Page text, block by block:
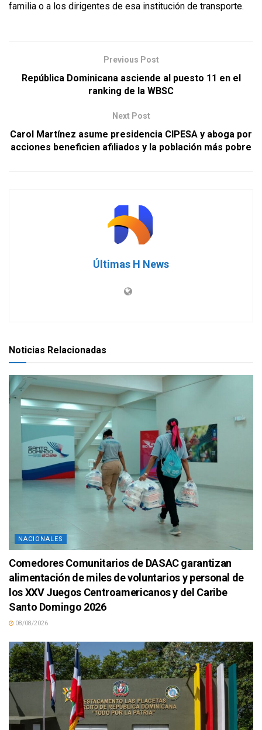
familia o a los dirigentes de esa institución de transporte.
Previous Post
República Dominicana asciende al puesto 11 en el
ranking de la WBSC
Next Post
Carol Martínez asume presidencia CIPESA y aboga por
acciones beneficien afiliados y la población más pobre
Últimas H News
Noticias Relacionadas
NACIONALES
Comedores Comunitarios de DASAC garantizan
alimentación de miles de voluntarios y personal de
los XXV Juegos Centroamericanos y del Caribe
Santo Domingo 2026
08/08/2026